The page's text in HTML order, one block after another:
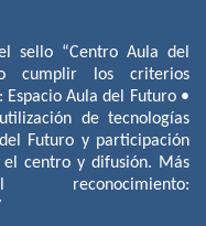
sello “Centro Aula del
cumplir los criterios
Aula del Futuro •
de tecnologías
Futuro y participación
centro y difusión. Más